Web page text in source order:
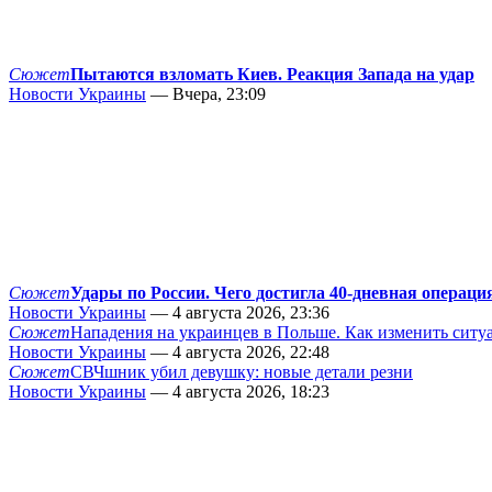
СюжетПытаются взломать Киев. Реакция Запада на удар
Новости Украины — Вчера, 23:09
СюжетУдары по России. Чего достигла 40-дневная
Новости Украины — 4 августа 2026, 23:36
СюжетНападения на украинцев в Польше. Как изменить
Новости Украины — 4 августа 2026, 22:48
СюжетСВЧшник убил девушку: новые детали резни
Новости Украины — 4 августа 2026, 18:23